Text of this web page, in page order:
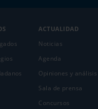
ACTUALIDAD
Noticias
Agenda
Opiniones y análisis
Sala de prensa
Concursos